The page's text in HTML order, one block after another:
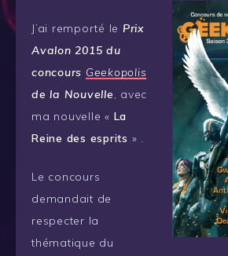
J’ai remporté le Prix
Avalon 2015 du
concours Geekopolis
de la Nouvelle, avec
ma nouvelle « La
Reine des esprits » .
Le concours
demandait de
respecter la
thématique du